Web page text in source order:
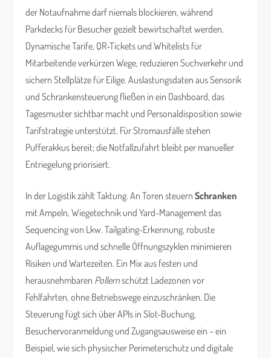
der Notaufnahme darf niemals blockieren, während
Parkdecks für Besucher gezielt bewirtschaftet werden.
Dynamische Tarife, QR-Tickets und Whitelists für
Mitarbeitende verkürzen Wege, reduzieren Suchverkehr und
sichern Stellplätze für Eilige. Auslastungsdaten aus Sensorik
und Schrankensteuerung fließen in ein Dashboard, das
Tagesmuster sichtbar macht und Personaldisposition sowie
Tarifstrategie unterstützt. Für Stromausfälle stehen
Pufferakkus bereit; die Notfallzufahrt bleibt per manueller
Entriegelung priorisiert.
In der Logistik zählt Taktung. An Toren steuernSchranken
mit Ampeln, Wiegetechnik und Yard-Management das
Sequencing von Lkw. Tailgating-Erkennung, robuste
Auflagegummis und schnelle Öffnungszyklen minimieren
Risiken und Wartezeiten. Ein Mix aus festen und
herausnehmbaren Pollernschützt Ladezonen vor
Fehlfahrten, ohne Betriebswege einzuschränken. Die
Steuerung fügt sich über APIs in Slot-Buchung,
Besuchervoranmeldung und Zugangsausweise ein – ein
Beispiel, wie sich physischer Perimeterschutz und digitale